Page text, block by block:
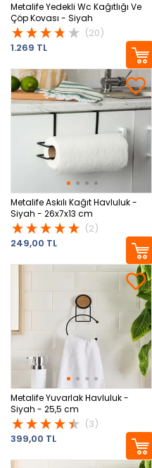
Metalife Yedekli Wc Kağıtlığı Ve
Çöp Kovası - Siyah
(20)
1.269 TL
Metalife Askılı Kağıt Havluluk -
Siyah - 26x7x13 cm
(2)
249,00 TL
Metalife Yuvarlak Havluluk -
Siyah - 25,5 cm
(3)
399,00 TL